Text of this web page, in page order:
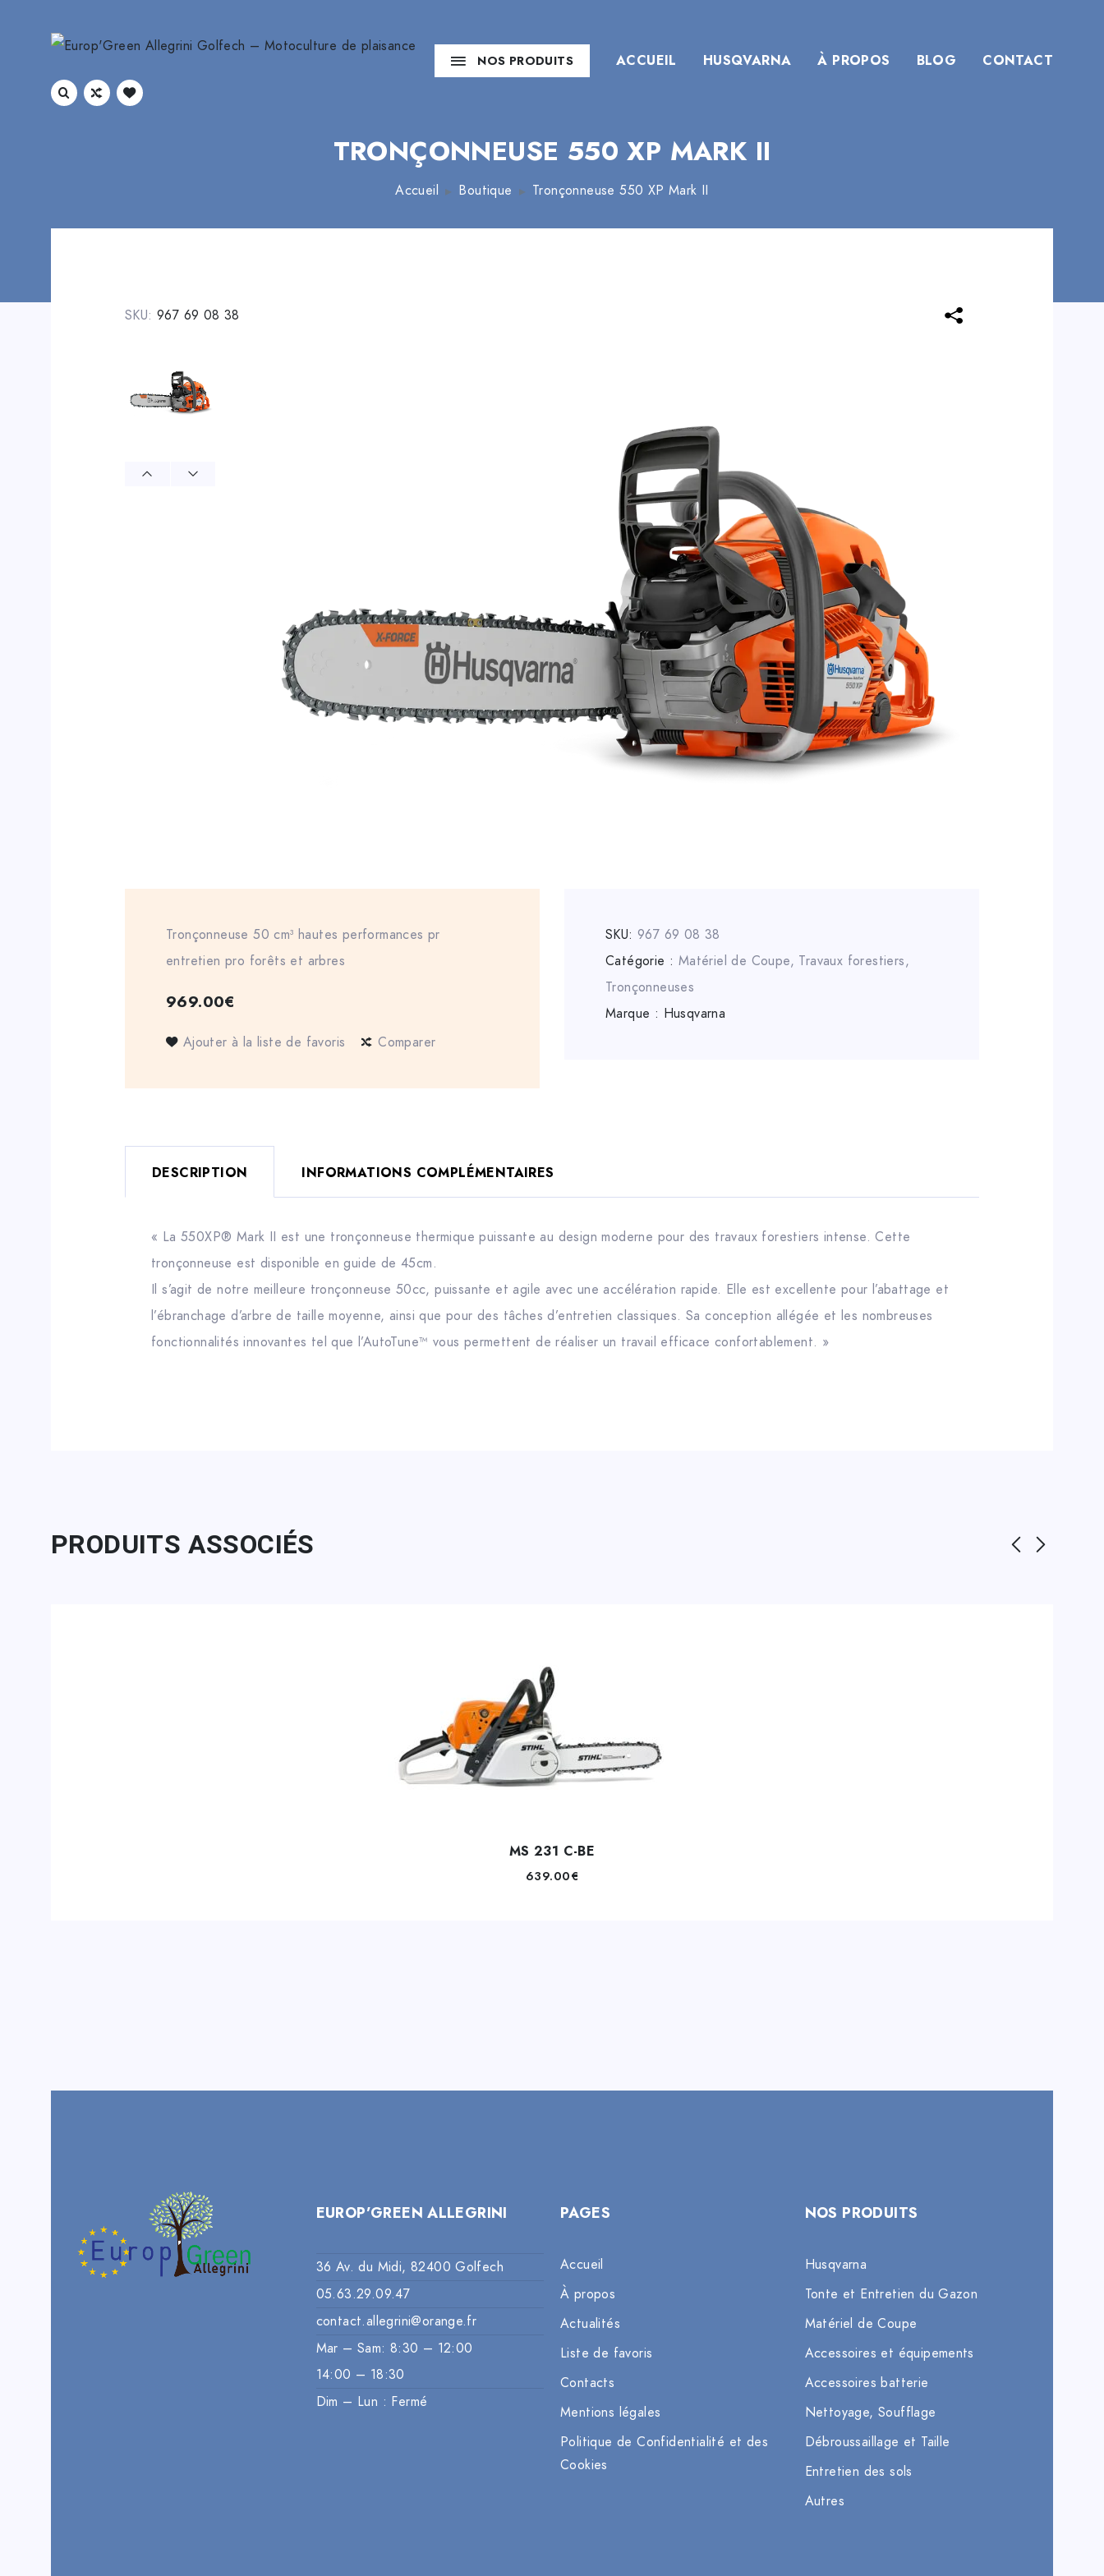
NOS PRODUITS ACCUEIL HUSQVARNA À PROPOS BLOG CONTACT
TRONÇONNEUSE 550 XP MARK II
Accueil Boutique Tronçonneuse 550 XP Mark II
SKU: 967 69 08 38
Tronçonneuse 50 cm³ hautes performances pr
entretien pro forêts et arbres
969.00€
Ajouter à la liste de favoris Comparer
SKU: 967 69 08 38
Catégorie : Matériel de Coupe, Travaux forestiers,
Tronçonneuses
Marque : Husqvarna
DESCRIPTION INFORMATIONS COMPLÉMENTAIRES
« La 550XP® Mark II est une tronçonneuse thermique puissante au design moderne pour des travaux forestiers intense. Cette
tronçonneuse est disponible en guide de 45cm.
Il s’agit de notre meilleure tronçonneuse 50cc, puissante et agile avec une accélération rapide. Elle est excellente pour l’abattage et
l’ébranchage d’arbre de taille moyenne, ainsi que pour des tâches d’entretien classiques. Sa conception allégée et les nombreuses
fonctionnalités innovantes tel que l’AutoTune™ vous permettent de réaliser un travail efficace confortablement. »
PRODUITS ASSOCIÉS
MS 231 C-BE
639.00€
EUROP’GREEN ALLEGRINI
36 Av. du Midi, 82400 Golfech
05.63.29.09.47
contact.allegrini@orange.fr
Mar – Sam: 8:30 – 12:00
14:00 – 18:30
Dim – Lun : Fermé
PAGES
Accueil
À propos
Actualités
Liste de favoris
Contacts
Mentions légales
Politique de Confidentialité et des
Cookies
NOS PRODUITS
Husqvarna
Tonte et Entretien du Gazon
Matériel de Coupe
Accessoires et équipements
Accessoires batterie
Nettoyage, Soufflage
Débroussaillage et Taille
Entretien des sols
Autres